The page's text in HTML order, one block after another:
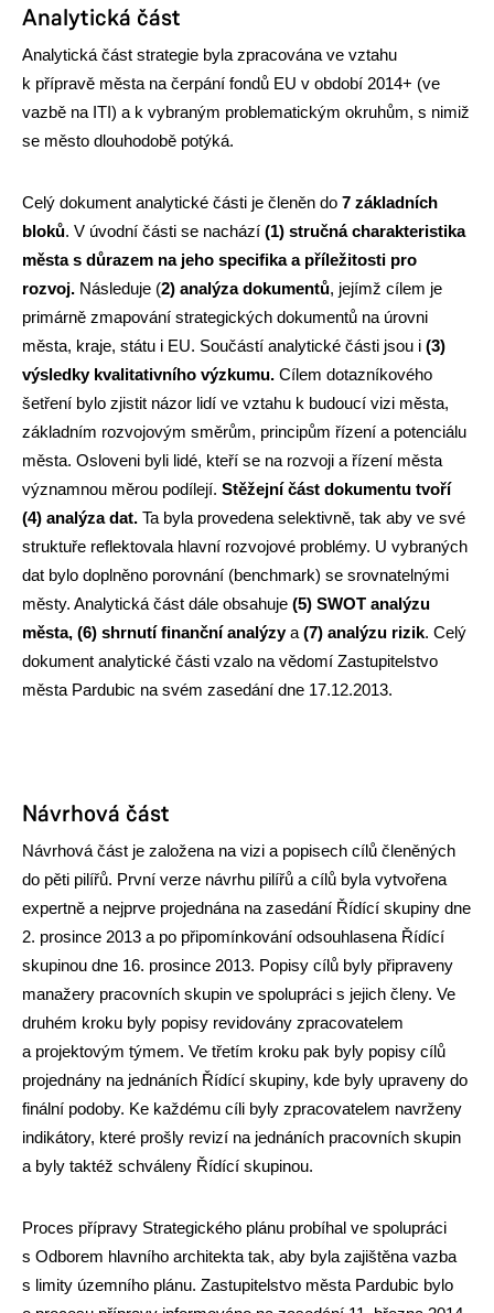
Analytická část
Analytická část strategie byla zpracována ve vztahu
k přípravě města na čerpání fondů EU v období 2014+ (ve
vazbě na ITI) a k vybraným problematickým okruhům, s nimiž
se město dlouhodobě potýká.
Celý dokument analytické části je členěn do 7 základních
bloků. V úvodní části se nachází (1) stručná charakteristika
města s důrazem na jeho specifika a příležitosti pro
rozvoj. Následuje (2) analýza dokumentů, jejímž cílem je
primárně zmapování strategických dokumentů na úrovni
města, kraje, státu i EU. Součástí analytické části jsou i (3)
výsledky kvalitativního výzkumu. Cílem dotazníkového
šetření bylo zjistit názor lidí ve vztahu k budoucí vizi města,
základním rozvojovým směrům, principům řízení a potenciálu
města. Osloveni byli lidé, kteří se na rozvoji a řízení města
významnou měrou podílejí. Stěžejní část dokumentu tvoří
(4) analýza dat. Ta byla provedena selektivně, tak aby ve své
struktuře reflektovala hlavní rozvojové problémy. U vybraných
dat bylo doplněno porovnání (benchmark) se srovnatelnými
městy. Analytická část dále obsahuje (5) SWOT analýzu
města, (6) shrnutí finanční analýzya (7) analýzu rizik. Celý
dokument analytické části vzalo na vědomí Zastupitelstvo
města Pardubic na svém zasedání dne 17.12.2013.
Návrhová část
Návrhová část je založena na vizi a popisech cílů členěných
do pěti pilířů. První verze návrhu pilířů a cílů byla vytvořena
expertně a nejprve projednána na zasedání Řídící skupiny dne
2. prosince 2013 a po připomínkování odsouhlasena Řídící
skupinou dne 16. prosince 2013. Popisy cílů byly připraveny
manažery pracovních skupin ve spolupráci s jejich členy. Ve
druhém kroku byly popisy revidovány zpracovatelem
a projektovým týmem. Ve třetím kroku pak byly popisy cílů
projednány na jednáních Řídící skupiny, kde byly upraveny do
finální podoby. Ke každému cíli byly zpracovatelem navrženy
indikátory, které prošly revizí na jednáních pracovních skupin
a byly taktéž schváleny Řídící skupinou.
Proces přípravy Strategického plánu probíhal ve spolupráci
s Odborem hlavního architekta tak, aby byla zajištěna vazba
s limity územního plánu. Zastupitelstvo města Pardubic bylo